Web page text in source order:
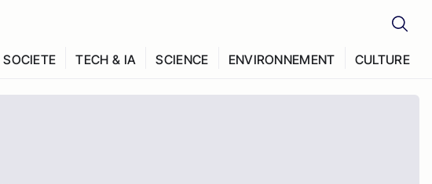
SOCIETE TECH & IA SCIENCE ENVIRONNEMENT CULTURE